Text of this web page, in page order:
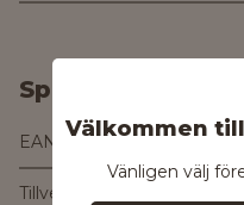
Välkommen
Vänligen välj
Specifikationer
EAN
Tillverkare